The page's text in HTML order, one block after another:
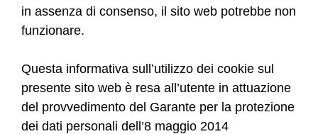
in assenza di consenso, il sito web potrebbe non
funzionare.
Questa informativa sull’utilizzo dei cookie sul
presente sito web è resa all’utente in attuazione
del provvedimento del Garante per la protezione
dei dati personali dell’8 maggio 2014